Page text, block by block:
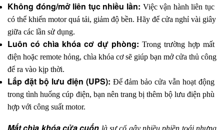
Không đóng/mở liên tục nhiều lần: Việc vận hành liên tục
có thể khiến motor quá tải, giảm độ bền. Hãy để cửa nghỉ vài giây
giữa các lần sử dụng.
Luôn có chìa khóa cơ dự phòng: Trong trường hợp mất
điện hoặc remote hỏng, chìa khóa cơ sẽ giúp bạn mở cửa thủ công
để ra vào kịp thời.
Lắp đặt bộ lưu điện (UPS): Để đảm bảo cửa vẫn hoạt động
trong tình huống cúp điện, bạn nên trang bị thêm bộ lưu điện phù
hợp với công suất motor.